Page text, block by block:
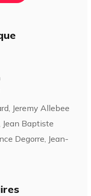
Jeremy Allebee
Jean Baptiste
Degorre, Jean-